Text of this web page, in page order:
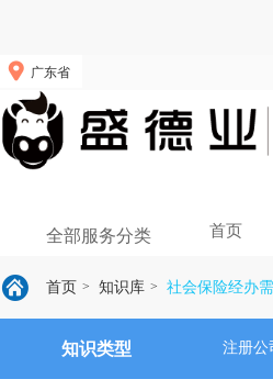
广东省
全部服务分类 首页
首页 > 知识库 > 社会保险经办
知识类型 注册公